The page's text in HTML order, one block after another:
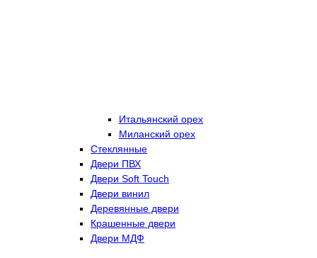
Итальянский орех
Миланский орех
Стеклянные
Двери ПВХ
Двери Soft Touch
Двери винил
Деревянные двери
Крашенные двери
Двери МДФ